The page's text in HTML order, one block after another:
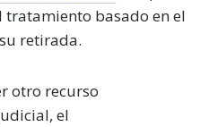
basado en el
retirada.
otro recurso
el